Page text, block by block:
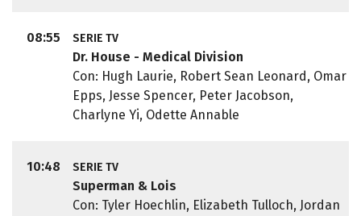
08:55 SERIE TV
Dr. House - Medical Division
Con: Hugh Laurie, Robert Sean Leonard, Omar
Epps, Jesse Spencer, Peter Jacobson,
Charlyne Yi, Odette Annable
10:48 SERIE TV
Superman & Lois
Con: Tyler Hoechlin, Elizabeth Tulloch, Jordan